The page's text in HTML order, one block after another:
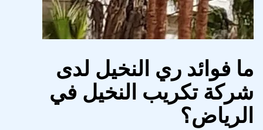
ما فوائد ري النخيل لدى
شركة تكريب النخيل في
الرياض؟